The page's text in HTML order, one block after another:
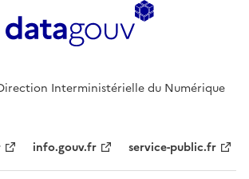
Interministérielle du Numérique
info.gouv.fr service-public.fr